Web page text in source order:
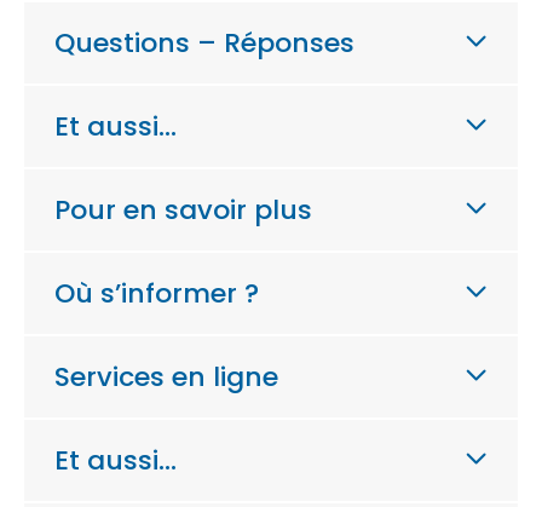
Questions – Réponses
Et aussi…
Pour en savoir plus
Où s’informer ?
Services en ligne
Et aussi…